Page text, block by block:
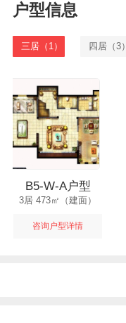
户型信息
三居（1） 四居（3）
B5-W-A户型
3居 473㎡（建面）
咨询户型详情